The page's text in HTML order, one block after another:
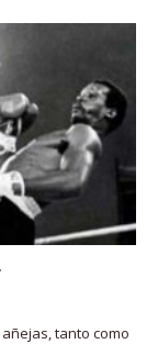
añejas, tanto como